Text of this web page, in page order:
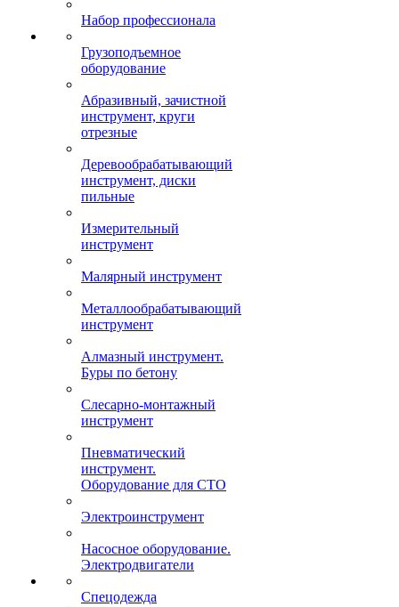
Набор профессионала
Грузоподъемное
оборудование
Абразивный, зачистной
инструмент, круги
отрезные
Деревообрабатывающий
инструмент, диски
пильные
Измерительный
инструмент
Малярный инструмент
Металлообрабатывающий
инструмент
Алмазный инструмент.
Буры по бетону
Слесарно-монтажный
инструмент
Пневматический
инструмент.
Оборудование для СТО
Электроинструмент
Насосное оборудование.
Электродвигатели
Спецодежда